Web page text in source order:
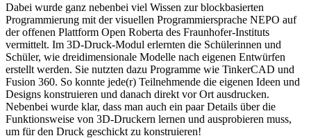
Dabei wurde ganz nebenbei viel Wissen zur blockbasierten
Programmierung mit der visuellen Programmiersprache NEPO auf
der offenen Plattform Open Roberta des Fraunhofer-Instituts
vermittelt. Im 3D-Druck-Modul erlernten die Schülerinnen und
Schüler, wie dreidimensionale Modelle nach eigenen Entwürfen
erstellt werden. Sie nutzten dazu Programme wie TinkerCAD und
Fusion 360. So konnte jede(r) Teilnehmende die eigenen Ideen und
Designs konstruieren und danach direkt vor Ort ausdrucken.
Nebenbei wurde klar, dass man auch ein paar Details über die
Funktionsweise von 3D-Druckern lernen und ausprobieren muss,
um für den Druck geschickt zu konstruieren!